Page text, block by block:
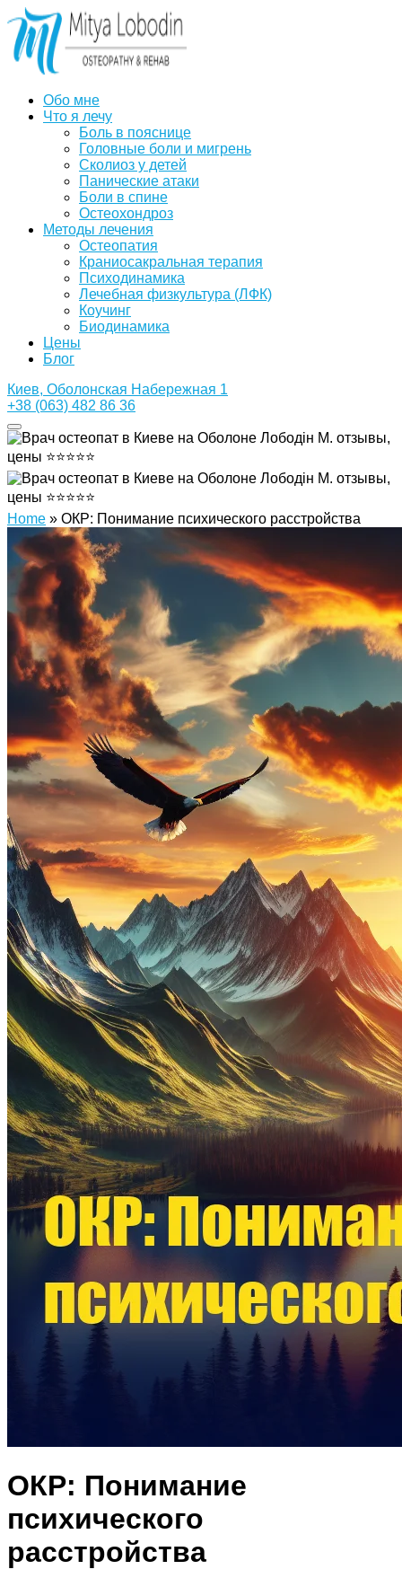
Обо мне
Что я лечу
Боль в пояснице
Головные боли и мигрень
Сколиоз у детей
Панические атаки
Боли в спине
Остеохондроз
Методы лечения
Остеопатия
Краниосакральная терапия
Психодинамика
Лечебная физкультура (ЛФК)
Коучинг
Биодинамика
Цены
Блог
Киев, Оболонская Набережная 1
+38 (063) 482 86 36
Home » ОКР: Понимание психического расстройства
ОКР: Понимание
психического
расстройства